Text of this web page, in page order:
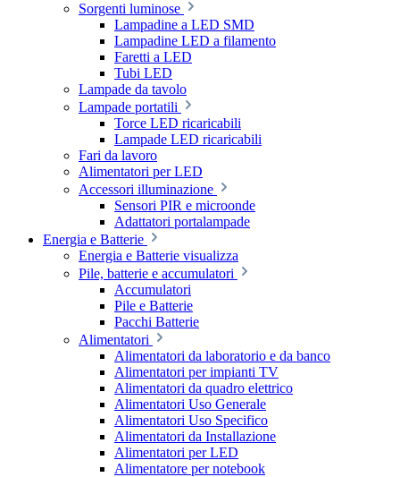
Sorgenti luminose
Lampadine a LED SMD
Lampadine LED a filamento
Faretti a LED
Tubi LED
Lampade da tavolo
Lampade portatili
Torce LED ricaricabili
Lampade LED ricaricabili
Fari da lavoro
Alimentatori per LED
Accessori illuminazione
Sensori PIR e microonde
Adattatori portalampade
Energia e Batterie
Energia e Batterie visualizza
Pile, batterie e accumulatori
Accumulatori
Pile e Batterie
Pacchi Batterie
Alimentatori
Alimentatori da laboratorio e da banco
Alimentatori per impianti TV
Alimentatori da quadro elettrico
Alimentatori Uso Generale
Alimentatori Uso Specifico
Alimentatori da Installazione
Alimentatori per LED
Alimentatore per notebook